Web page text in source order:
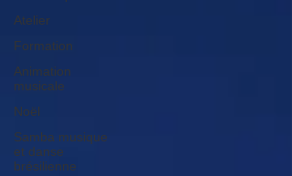
Atelier
Formation
Animation
musicale
Noël
Samba musique
et danse
brésilienne